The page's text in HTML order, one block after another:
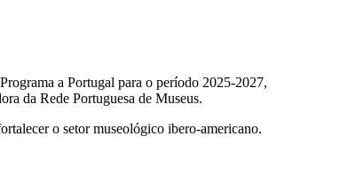
a Portugal para o período 2025-2027,
da Rede Portuguesa de Museus.
o setor museológico ibero-americano.